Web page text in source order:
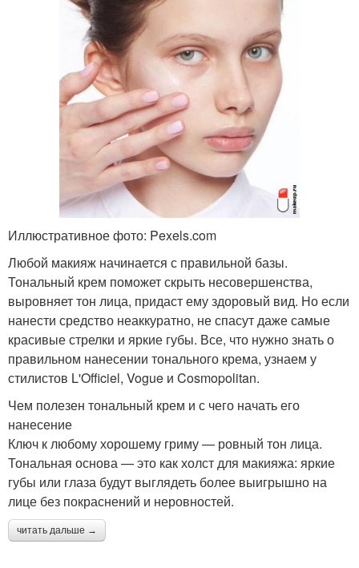
Иллюстративное фото: Pexels.com
Любой макияж начинается с правильной базы.
Тональный крем поможет скрыть несовершенства,
выровняет тон лица, придаст ему здоровый вид. Но если
нанести средство неаккуратно, не спасут даже самые
красивые стрелки и яркие губы. Все, что нужно знать о
правильном нанесении тонального крема, узнаем у
стилистов L'Officiel, Vogue и Cosmopolitan.
Чем полезен тональный крем и с чего начать его
нанесение
Ключ к любому хорошему гриму — ровный тон лица.
Тональная основа — это как холст для макияжа: яркие
губы или глаза будут выглядеть более выигрышно на
лице без покраснений и неровностей.
читать дальше →